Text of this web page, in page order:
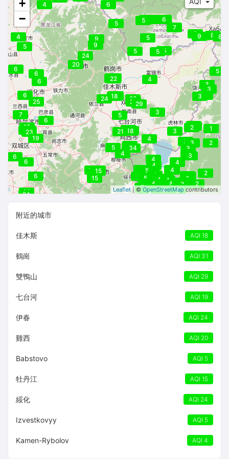
5
23
5
3
20
7
31
24
4
18
9
3
5
21
4
24
15
29
2
24
19
3
3
4
2
5
2
4 3
4
3
3
34
1
7
4
23
4
5
19
6
5
9
6
3
5
18
5
7
4
15
29
2
5
21
3
3
6
4
4
2
4
2
4 3
4
3
4
22
4
6
5
5
8
3
6
4
6
24
3
9
18
3
44
4 3
4
4
43
5
19
5
8
3
19
6
5
5
23
9
19
4
4
3
3
35
24
20
25
4
15
3
6
20
18
4
34
27
6
19
43
6
15
+
−
Leaflet | © OpenStreetMap contributors
附近的城市
佳木斯 AQI 18
鶴崗 AQI 31
雙鴨山 AQI 29
七台河 AQI 19
伊春 AQI 24
雞西 AQI 20
Babstovo AQI 5
牡丹江 AQI 15
綏化 AQI 24
Izvestkovyy AQI 5
Kamen-Rybolov AQI 4